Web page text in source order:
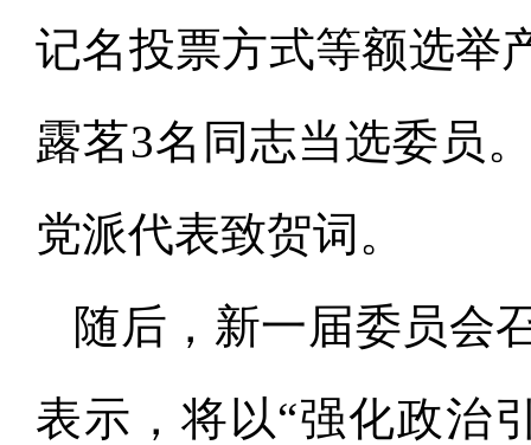
记名投票方式等额选举
露茗3名同志当选委员
党派代表致贺词。
随后，新一届委员会
表示，将以“强化政治